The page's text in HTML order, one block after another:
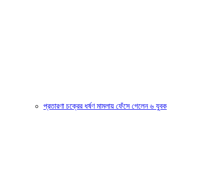
প্রতারণা চক্রের ধর্ষণ মামলায় ফেঁসে গেলেন ৬ যুবক